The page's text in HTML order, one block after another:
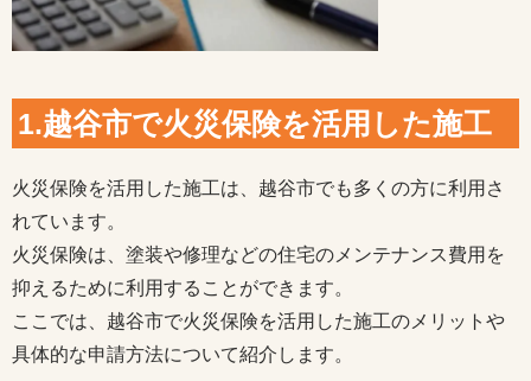
1.越谷市で火災保険を活用した施工
火災保険を活用した施工は、越谷市でも多くの方に利用さ
れています。
火災保険は、塗装や修理などの住宅のメンテナンス費用を
抑えるために利用することができます。
ここでは、越谷市で火災保険を活用した施工のメリットや
具体的な申請方法について紹介します。